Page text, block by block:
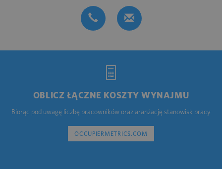
OBLICZ ŁĄCZNE KOSZTY WYNAJMU
Biorąc pod uwagę liczbę pracowników oraz aranżację stanowisk pracy
OCCUPIERMETRICS.COM